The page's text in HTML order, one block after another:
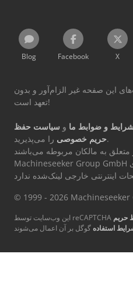
Blog Facebook X
این صفحه غیر الزام‌آور و بدون
تعهد است!
شرایط و ضوابط ما و سیاست حفظ
حریم خصوصیرا می‌پذیرید.
Machineseeker Group GmbH هیچ مسئولیتی در قبال محتوای
© 1999 - 2026 Machineseeker
حریم
استفاده